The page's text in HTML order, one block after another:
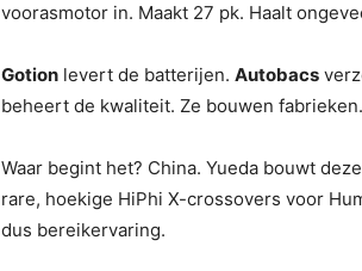
voorasmotor in. Maakt 27 pk. Haalt
Gotion levert de batterijen. Autobacs
beheert de kwaliteit. Ze bouwen
Waar begint het? China. Yueda bouwt
rare, hoekige HiPhi X-crossovers voor
dus bereikervaring.